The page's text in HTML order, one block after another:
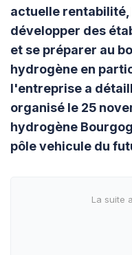
actuelle
développer des
et se préparer au
hydrogène en
l'entreprise a
organisé le 25
hydrogène
pôle vehicule du